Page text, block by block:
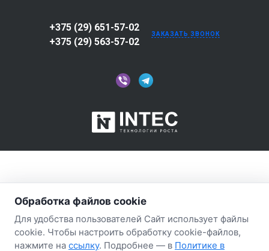
+375 (29) 651-57-02
+375 (29) 563-57-02
ЗАКАЗАТЬ ЗВОНОК
Обработка файлов cookie
Для удобства пользователей Сайт использует файлы
cookie. Чтобы настроить обработку cookie-файлов,
нажмите на ссылку. Подробнее — в Политике в